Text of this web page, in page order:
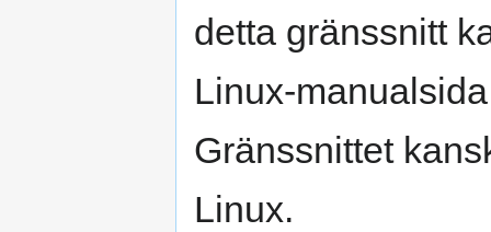
detta gränssnitt
Linux-
Gränssnittet
Linux.